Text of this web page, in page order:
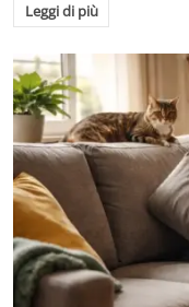
Leggi di più